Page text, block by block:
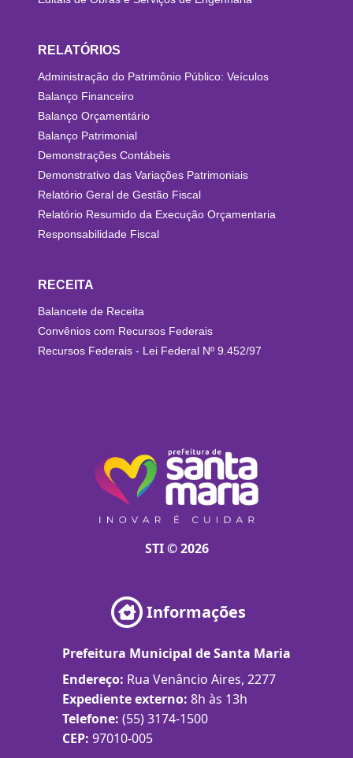
RELATÓRIOS
Administração do Patrimônio Público: Veículos
Balanço Financeiro
Balanço Orçamentário
Balanço Patrimonial
Demonstrações Contábeis
Demonstrativo das Variações Patrimoniais
Relatório Geral de Gestão Fiscal
Relatório Resumido da Execução Orçamentaria
Responsabilidade Fiscal
RECEITA
Balancete de Receita
Convênios com Recursos Federais
Recursos Federais - Lei Federal Nº 9.452/97
STI © 2026
Informações
Prefeitura Municipal de Santa Maria
Endereço: Rua Venâncio Aires, 2277
Expediente externo: 8h às 13h
Telefone: (55) 3174-1500
CEP: 97010-005